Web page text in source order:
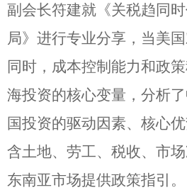
副会长符建就《关税趋同
局》进行专业分享，当美
同时，成本控制能力和政
海投资的核心变量，分析
国投资的驱动因素、核心
含土地、劳工、税收、市
东南亚市场提供政策指引。